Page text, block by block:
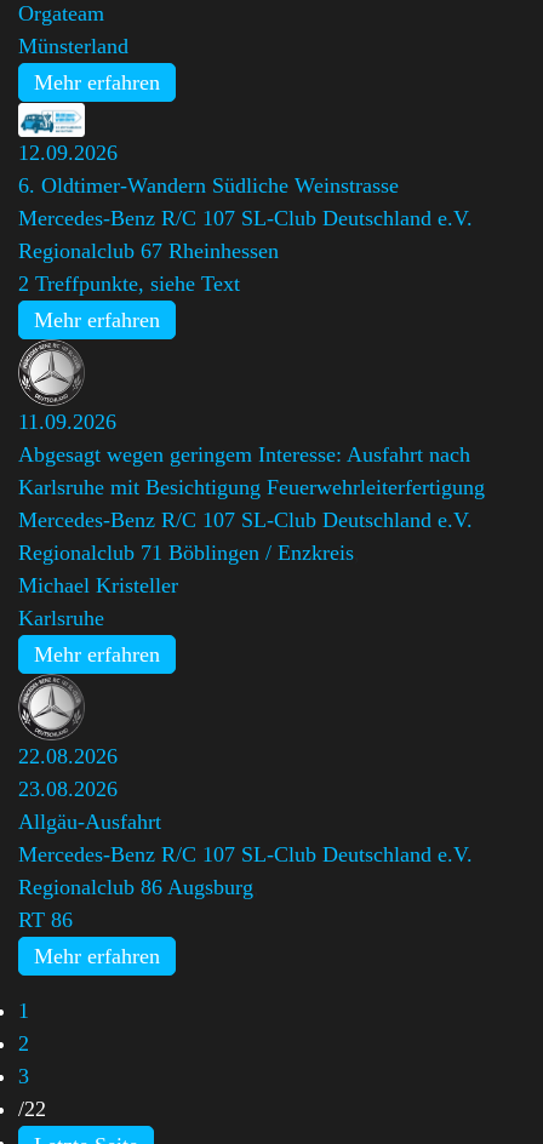
Orgateam
Münsterland
Mehr erfahren
12.09.2026
6. Oldtimer-Wandern Südliche Weinstrasse
Mercedes-Benz R/C 107 SL-Club Deutschland e.V.
Regionalclub 67 Rheinhessen
2 Treffpunkte, siehe Text
Mehr erfahren
11.09.2026
Abgesagt wegen geringem Interesse: Ausfahrt nach
Karlsruhe mit Besichtigung Feuerwehrleiterfertigung
Mercedes-Benz R/C 107 SL-Club Deutschland e.V.
Regionalclub 71 Böblingen / Enzkreis
Michael Kristeller
Karlsruhe
Mehr erfahren
22.08.2026
23.08.2026
Allgäu-Ausfahrt
Mercedes-Benz R/C 107 SL-Club Deutschland e.V.
Regionalclub 86 Augsburg
RT 86
Mehr erfahren
1
2
3
/22